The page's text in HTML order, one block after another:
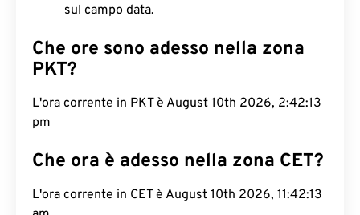
sul campo data.
Che ore sono adesso nella zona
PKT?
L'ora corrente in PKT è August 10th 2026, 2:42:14
pm
Che ora è adesso nella zona CET?
L'ora corrente in CET è August 10th 2026, 11:42:14